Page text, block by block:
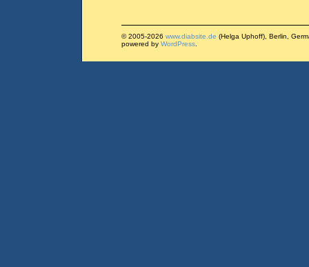
© 2005-2026 www.diabsite.de (Helga Uphoff), Berlin,
powered by WordPress.